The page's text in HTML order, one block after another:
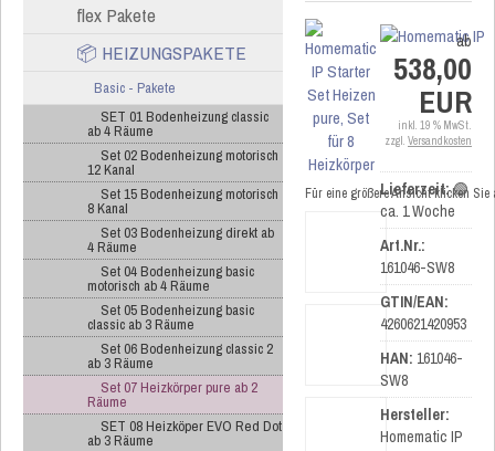
flex Pakete
📦 HEIZUNGSPAKETE
Basic - Pakete
SET 01 Bodenheizung classic
ab 4 Räume
Set 02 Bodenheizung motorisch
12 Kanal
Set 15 Bodenheizung motorisch
8 Kanal
Set 03 Bodenheizung direkt ab
4 Räume
Set 04 Bodenheizung basic
motorisch ab 4 Räume
Set 05 Bodenheizung basic
classic ab 3 Räume
Set 06 Bodenheizung classic 2
ab 3 Räume
Set 07 Heizkörper pure ab 2
Räume
SET 08 Heizköper EVO Red Dot
ab 3 Räume
Für eine größere Ansicht klicken
ab
538,00
EUR
inkl. 19 % MwSt.
zzgl. Versandkosten
Lieferzeit:🟢
ca. 1 Woche
Art.Nr.:
161046-SW8
GTIN/EAN:
4260621420953
HAN: 161046-
SW8
Hersteller:
Homematic IP